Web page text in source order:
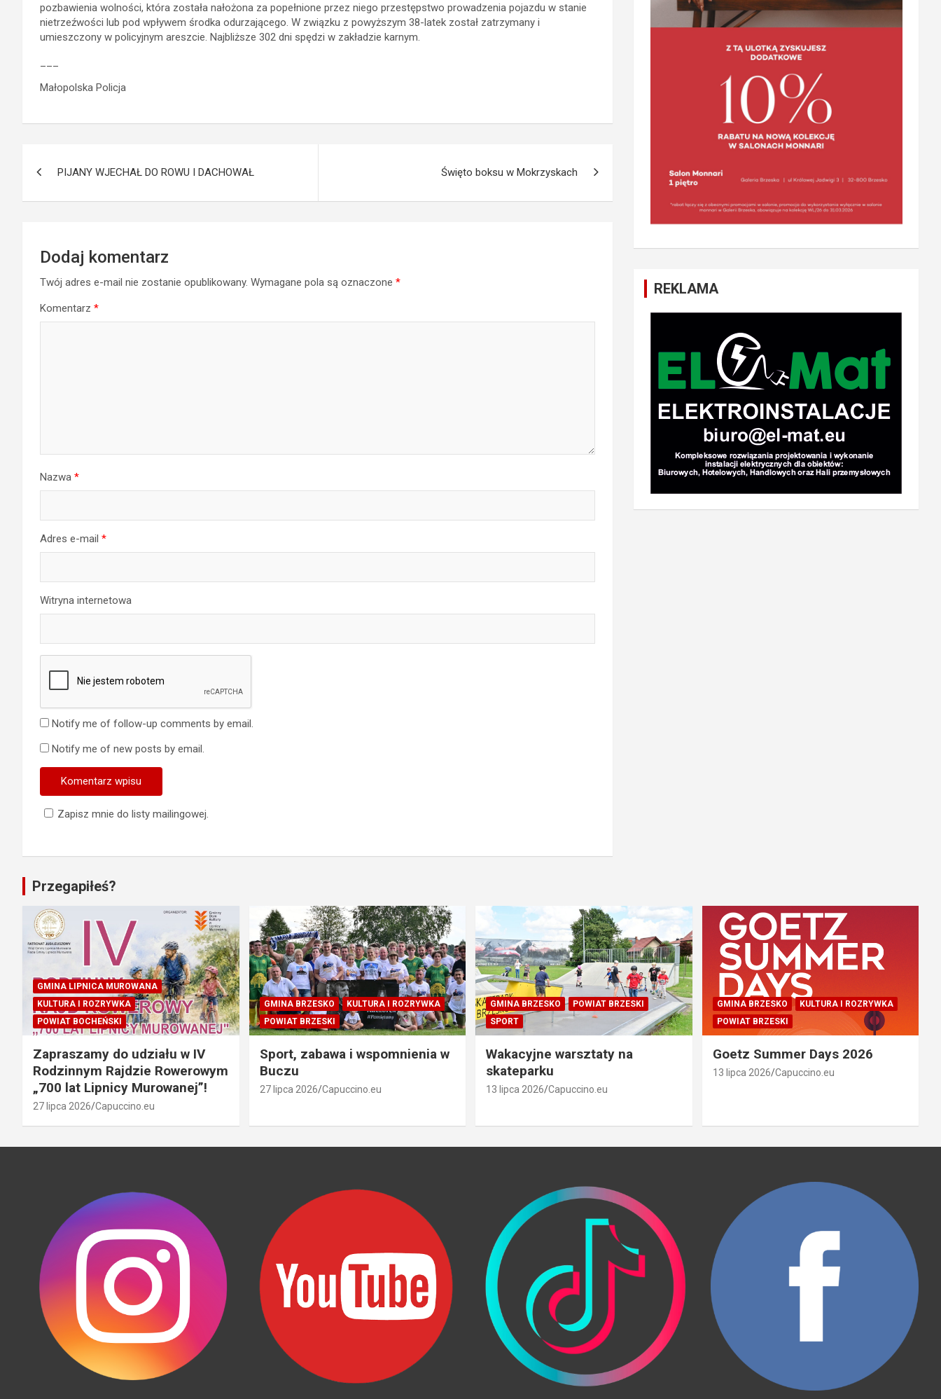
pozbawienia wolności, która została nałożona za popełnione przez niego przestępstwo prowadzenia pojazdu w stanie
nietrzeźwości lub pod wpływem środka odurzającego. W związku z powyższym 38-latek został zatrzymany i
umieszczony w policyjnym areszcie. Najbliższe 302 dni spędzi w zakładzie karnym.
Małopolska Policja
PIJANY WJECHAŁ DO ROWU I DACHOWAŁ Święto boksu w Mokrzyskach
Dodaj komentarz
Twój adres e-mail nie zostanie opublikowany. Wymagane pola są oznaczone *
Komentarz *
Nazwa *
Adres e-mail *
Witryna internetowa
Notify me of follow-up comments by email.
Notify me of new posts by email.
Zapisz mnie do listy mailingowej.
REKLAMA
Przegapiłeś?
GMINA LIPNICA MUROWANA
KULTURA I ROZRYWKA
POWIAT BOCHEŃSKI
Zapraszamy do udziału w IV
Rodzinnym Rajdzie Rowerowym
„700 lat Lipnicy Murowanej”!
27 lipca 2026 Capuccino.eu
GMINA BRZESKO
KULTURA I ROZRYWKA
POWIAT BRZESKI
Sport, zabawa i wspomnienia w
Buczu
27 lipca 2026 Capuccino.eu
GMINA BRZESKO
POWIAT BRZESKI
SPORT
Wakacyjne warsztaty na
skateparku
13 lipca 2026 Capuccino.eu
GMINA BRZESKO
KULTURA I ROZRYWKA
POWIAT BRZESKI
Goetz Summer Days 2026
13 lipca 2026 Capuccino.eu